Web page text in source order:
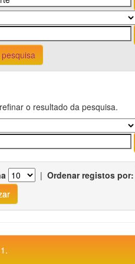
o resultado da pesquisa.
| Ordenar registos por: